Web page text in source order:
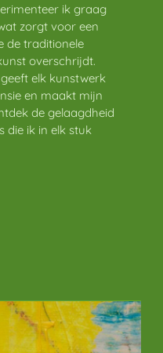
ik graag
zorgt voor een
de traditionele
overschrijdt.
elk kunstwerk
en maakt mijn
de gelaagdheid
die ik in elk stuk